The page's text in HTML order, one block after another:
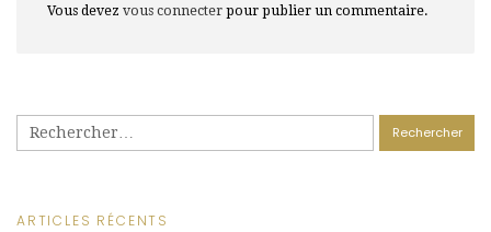
Vous devez vous connecter pour publier un commentaire.
ARTICLES RÉCENTS